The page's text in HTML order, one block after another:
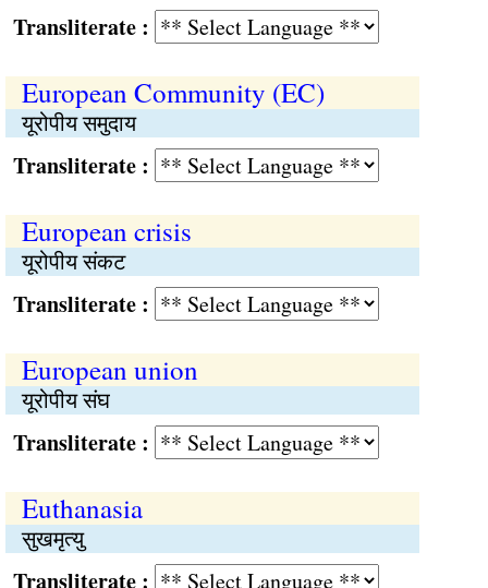
:
European Community (EC)
यूरोपीय समुदाय
:
European crisis
यूरोपीय संकट
:
European union
यूरोपीय संघ
:
Euthanasia
सुखमृत्यु
: